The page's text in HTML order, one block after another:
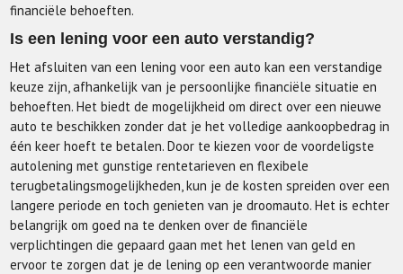
financiële behoeften.
Is een lening voor een auto verstandig?
Het afsluiten van een lening voor een auto kan een verstandige
keuze zijn, afhankelijk van je persoonlijke financiële situatie en
behoeften. Het biedt de mogelijkheid om direct over een nieuwe
auto te beschikken zonder dat je het volledige aankoopbedrag in
één keer hoeft te betalen. Door te kiezen voor de voordeligste
autolening met gunstige rentetarieven en flexibele
terugbetalingsmogelijkheden, kun je de kosten spreiden over een
langere periode en toch genieten van je droomauto. Het is echter
belangrijk om goed na te denken over de financiële
verplichtingen die gepaard gaan met het lenen van geld en
ervoor te zorgen dat je de lening op een verantwoorde manier